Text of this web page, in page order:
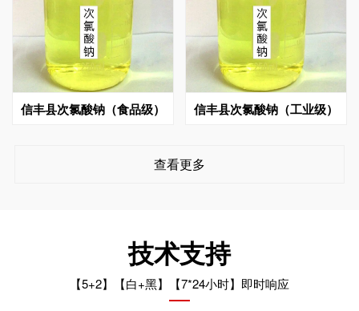
信丰县次氯酸钠（食品级） 信丰县次氯酸钠（工业级）
查看更多
技术支持
【5+2】【白+黑】【7*24小时】即时响应